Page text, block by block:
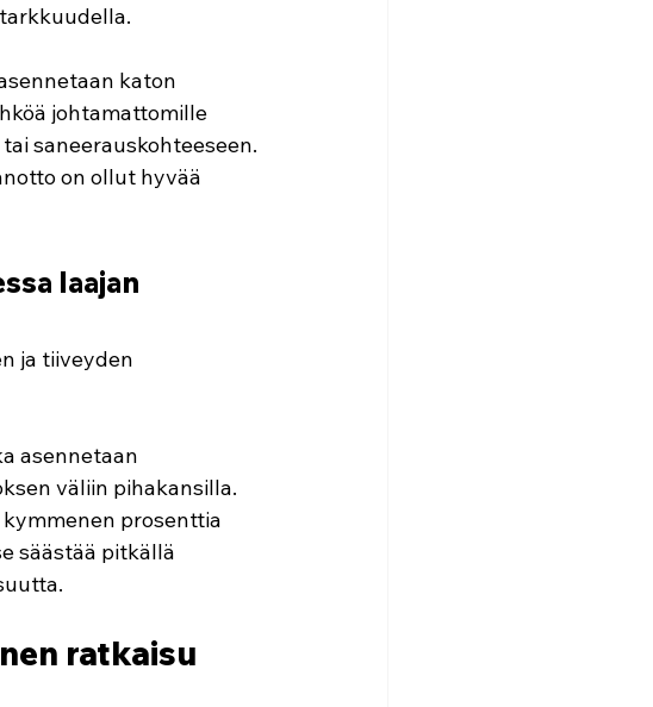
katon
johtamattomille
saneerauskohteeseen.
on ollut hyvää
laajan
ja tiiveyden
asennetaan
väliin pihakansilla.
prosenttia
säästää pitkällä
ratkaisu